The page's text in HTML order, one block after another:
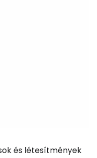
és létesítmények